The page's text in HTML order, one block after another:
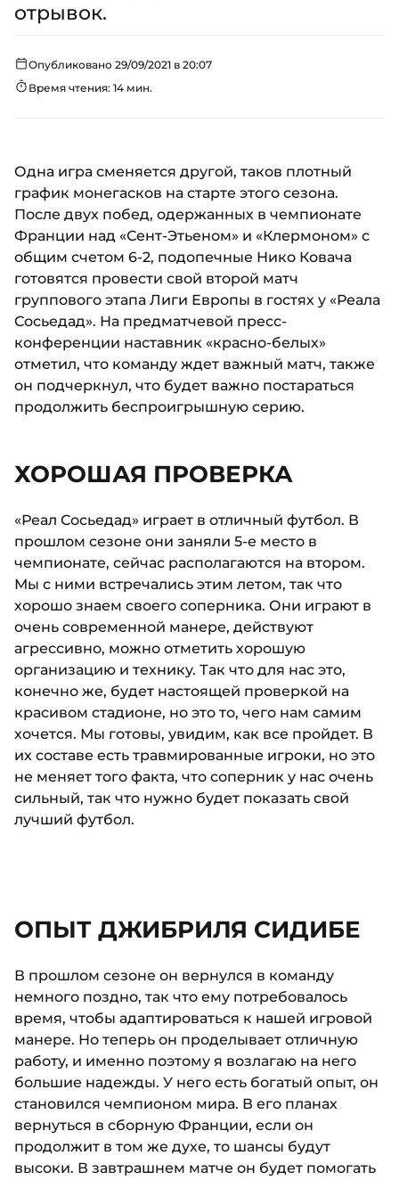
отрывок.
Опубликовано 29/09/2021 в 20:07
Время чтения: 14 мин.
Одна игра сменяется другой, таков плотный
график монегасков на старте этого сезона.
После двух побед, одержанных в чемпионате
Франции над «Сент-Этьеном» и «Клермоном» с
общим счетом 6-2, подопечные Нико Ковача
готовятся провести свой второй матч
группового этапа Лиги Европы в гостях у «Реала
Сосьедад». На предматчевой пресс-
конференции наставник «красно-белых»
отметил, что команду ждет важный матч, также
он подчеркнул, что будет важно постараться
продолжить беспроигрышную серию.
ХОРОШАЯ ПРОВЕРКА
«Реал Сосьедад» играет в отличный футбол. В
прошлом сезоне они заняли 5-е место в
чемпионате, сейчас располагаются на втором.
Мы с ними встречались этим летом, так что
хорошо знаем своего соперника. Они играют в
очень современной манере, действуют
агрессивно, можно отметить хорошую
организацию и технику. Так что для нас это,
конечно же, будет настоящей проверкой на
красивом стадионе, но это то, чего нам самим
хочется. Мы готовы, увидим, как все пройдет. В
их составе есть травмированные игроки, но это
не меняет того факта, что соперник у нас очень
сильный, так что нужно будет показать свой
лучший футбол.
ОПЫТ ДЖИБРИЛЯ СИДИБЕ
В прошлом сезоне он вернулся в команду
немного поздно, так что ему потребовалось
время, чтобы адаптироваться к нашей игровой
манере. Но теперь он проделывает отличную
работу, и именно поэтому я возлагаю на него
большие надежды. У него есть богатый опыт, он
становился чемпионом мира. В его планах
вернуться в сборную Франции, если он
продолжит в том же духе, то шансы будут
высоки. В завтрашнем матче он будет помогать